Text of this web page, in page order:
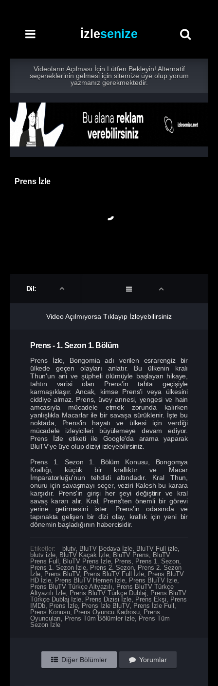
İzlesenize
Videoların Açılması İçin Lütfen Bekleyin! Alternatif
seçeneklerinin gelmesi için sitemize üye olup yorum
yazmanız gerekmektedir.
Prens İzle
Dil:
Video Açılmıyorsa Tıklayıp İzleyebilirsiniz
Prens- 1. Sezon 1. Bölüm
Prens İzle, Bongomia adı verilen esrarengiz bir
ülkede geçen olayları anlatır. Bu ülkenin kralı
Thun'un ani ve şüpheli ölümüyle başlayan hikaye,
tahtın varisi olan Prens'in tahta geçişiyle
karmaşıklaşır. Ancak, kimse Prens'i veya ülkesini
ciddiye almaz. Prens, üvey annesi, yengesi ve hain
amcasıyla mücadele etmek zorunda kalırken
yanlışlıkla Macarlar ile bir savaşa sürüklenir. İşte bu
noktada, Prens'in hayatı ve ülkesi için verdiği
mücadele izleyicileri büyülemeye devam ediyor.
Prens İzle etiketi ile Google'da arama yaparak
BluTV'ye üye olup diziyi izleyebilirsiniz.
Prens 1. Sezon 1. Bölüm Konusu, Bongomya
Krallığı, küçük bir krallıktır ve Macar
İmparatorluğu'nun tehdidi altındadır. Kral Thun,
onuru için savaşmayı seçer, veziri Kalesh bu karara
karşıdır. Prens'in girişi her şeyi değiştirir ve kral
savaş kararı alır. Kral, Prens'ten önemli bir görevi
yerine getirmesini ister. Prens'in odasında ve
tapınakta gelişen bir dizi olay, krallık için yeni bir
dönemin başladığının habercisidir.
Etiketler: blutv, BluTV Bedava İzle BluTV Full izle
blutv izle BluTV Kaçak İzle BluTV Prens
BluTV
Prens Full
BluTV Prens İzle Prens Prens 1. Sezon
Prens 1. Sezon İzle Prens 2. Sezon Prens 2. Sezon
İzle Prens BluTV, Prens BluTV Full İzle Prens BluTV
HD İzle Prens BluTV Hemen İzle Prens BluTV İzle
Prens BluTV Türkçe Altyazılı
Prens BluTV Türkçe
Altyazılı İzle Prens BluTV Türkçe Dublaj
Prens BluTV
Türkçe Dublaj İzle Prens Dizisi İzle Prens Ekşi
Prens
IMDb Prens İzle Prens İzle BluTV, Prens İzle Full
Prens Konusu Prens Oyuncu Kadrosu Prens
Oyuncuları
Prens Tüm Bölümler İzle Prens Tüm
Sezon İzle
Diğer Bölümler Yorumlar